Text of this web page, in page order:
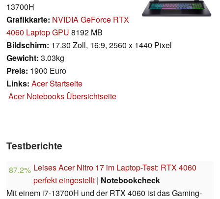
13700H
Grafikkarte: NVIDIA GeForce RTX
4060 Laptop GPU 8192 MB
Bildschirm: 17.30 Zoll, 16:9, 2560 x 1440 Pixel
Gewicht: 3.03kg
Preis: 1900 Euro
Links: Acer Startseite
Acer Notebooks Übersichtseite
Testberichte
87.2% Leises Acer Nitro 17 im Laptop-Test: RTX 4060
perfekt eingestellt | Notebookcheck
Mit einem i7-13700H und der RTX 4060 ist das Gaming-